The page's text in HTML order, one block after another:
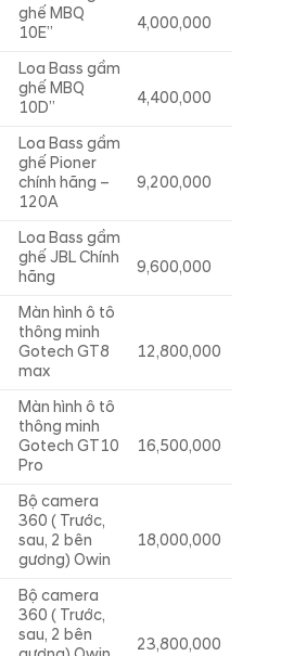
ghế MBQ
10E”
4,000,000
Loa Bass gầm
ghế MBQ
10D”
4,400,000
Loa Bass gầm
ghế Pioner
chính hãng –
120A
9,200,000
Loa Bass gầm
ghế JBL Chính
hãng
9,600,000
Màn hình ô tô
thông minh
Gotech GT8
max
12,800,000
Màn hình ô tô
thông minh
Gotech GT10
Pro
16,500,000
Bộ camera
360 ( Trước,
sau, 2 bên
gương) Owin
18,000,000
Bộ camera
360 ( Trước,
sau, 2 bên
23,800,000